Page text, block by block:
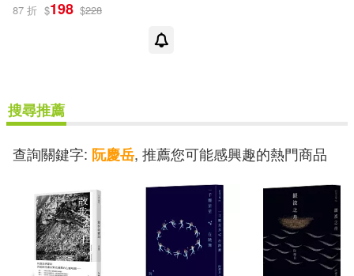
87 折 $198 $228
搜尋推薦
查詢關鍵字: 阮慶岳, 推薦您可能感興趣的熱門商品